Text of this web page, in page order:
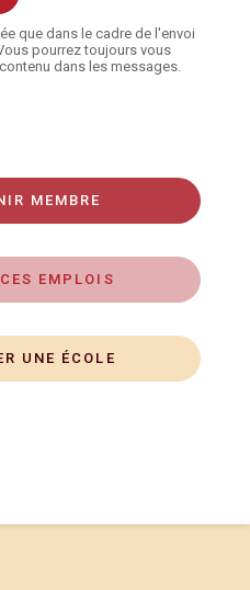
que dans le cadre de l'envoi
pourrez toujours vous
dans les messages.
MEMBRE
EMPLOIS
UNE ÉCOLE